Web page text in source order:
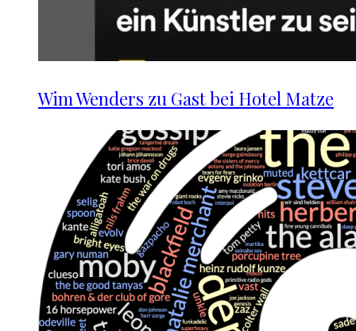
Wim Wenders zu Gast bei Hotel Matze